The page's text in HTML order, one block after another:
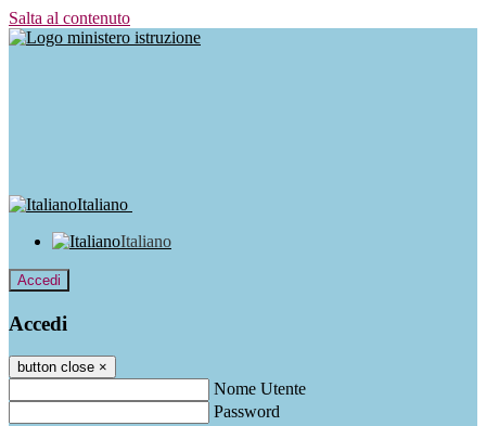
Salta al contenuto
Italiano
Italiano
Accedi
Accedi
button close ×
Nome Utente
Password